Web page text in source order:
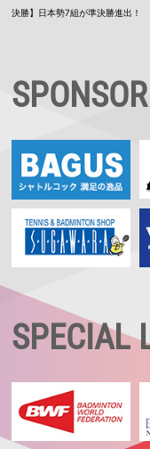
決勝】日本勢7組が準決勝進出！
SPECIAL